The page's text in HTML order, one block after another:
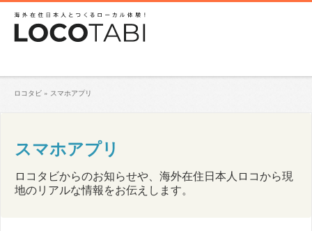
ロコタビ » スマホアプリ
スマホアプリ
ロコタビからのお知らせや、海外在住日本人ロコから現
地のリアルな情報をお伝えします。